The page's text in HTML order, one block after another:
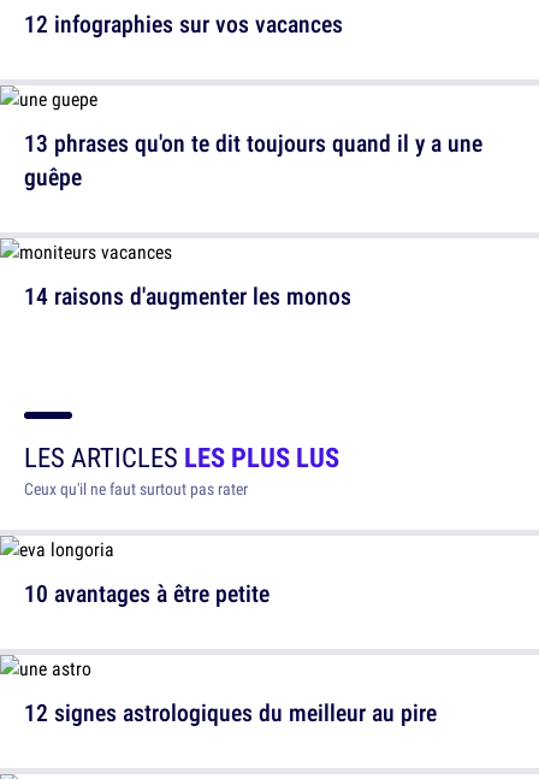
13 phrases qu'on te dit toujours quand il y a une
guêpe
12 infographies sur vos vacances
14 raisons d'augmenter les monos
LES ARTICLES LES PLUS LUS
Ceux qu'il ne faut surtout pas rater
10 avantages à être petite
12 signes astrologiques du meilleur au pire